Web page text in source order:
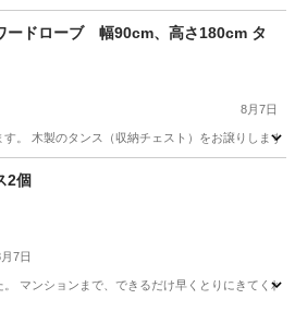
収納家具
ードローブ 幅90cm、高さ180cm タ
8月7日
す。 木製のタンス（収納チェスト）をお譲りしま
収納家具
2個
7日
。 マンションまで、できるだけ早くとりにきてく